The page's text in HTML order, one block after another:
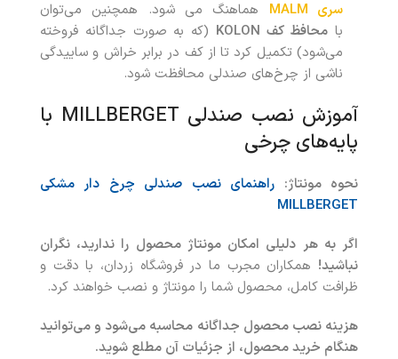
سری MALM
هماهنگ می شود. همچنین می‌توان
با محافظ کف KOLON
(که به صورت جداگانه فروخته
می‌شود) تکمیل کرد تا از کف در برابر خراش و ساییدگی
ناشی از چرخ‌های صندلی محافظت شود.
آموزش نصب صندلی MILLBERGET با
پایه‌های چرخی
نحوه مونتاژ: راهنمای نصب صندلی چرخ‌ دار مشکی
MILLBERGET
اگر به هر دلیلی امکان مونتاژ محصول را ندارید، نگران
نباشید! همکاران مجرب ما در فروشگاه زردان، با دقت و
ظرافت کامل، محصول شما را مونتاژ و نصب خواهند کرد.
هزینه نصب محصول جداگانه محاسبه می‌شود و می‌توانید
هنگام خرید محصول، از جزئیات آن مطلع شوید.